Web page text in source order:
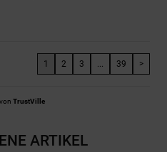
1 2 3 39 >
TrustVille
ARTIKEL